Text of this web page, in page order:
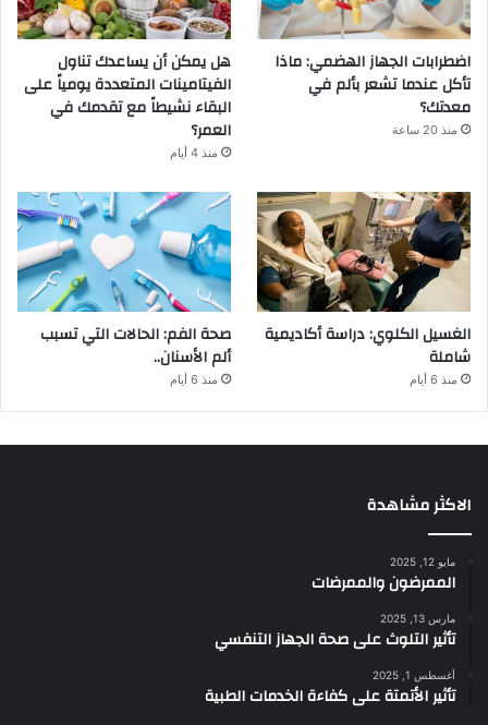
اضطرابات الجهاز الهضمي: ماذا
تأكل عندما تشعر بألم في
معدتك؟
منذ 20 ساعة
هل يمكن أن يساعدك تناول
الفيتامينات المتعددة يومياً على
البقاء نشيطاً مع تقدمك في
العمر؟
منذ 4 أيام
الغسيل الكلوي: دراسة أكاديمية
شاملة
منذ 6 أيام
صحة الفم: الحالات التي تسبب
ألم الأسنان..
منذ 6 أيام
الاكثر مشاهدة
مايو 12, 2025
الممرضون والممرضات
مارس 13, 2025
تأثير التلوث على صحة الجهاز التنفسي
أغسطس 1, 2025
تأثير الأتمتة على كفاءة الخدمات الطبية